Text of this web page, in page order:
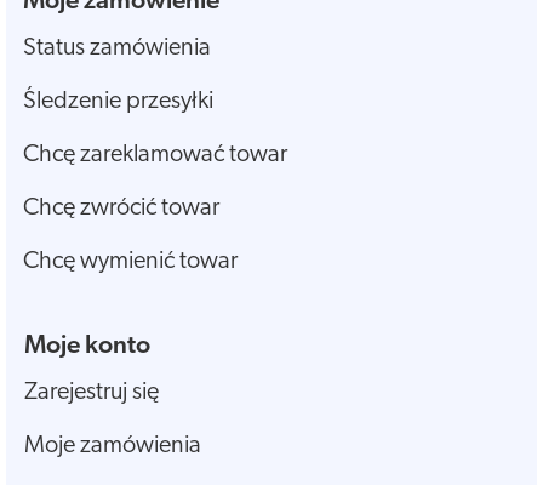
Status zamówienia
Śledzenie przesyłki
Chcę zareklamować towar
Chcę zwrócić towar
Chcę wymienić towar
Moje konto
Zarejestruj się
Moje zamówienia